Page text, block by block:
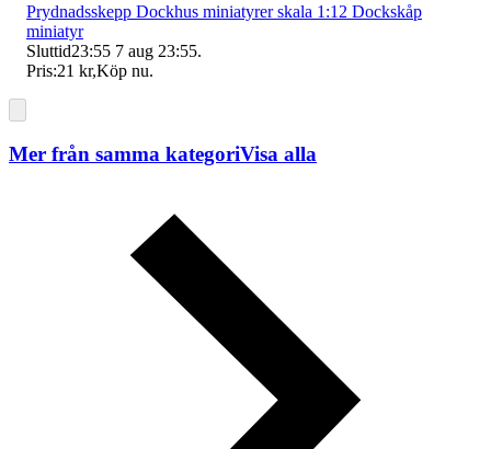
Prydnadsskepp Dockhus miniatyrer skala 1:12 Dockskåp
miniatyr
Sluttid23:55 7 aug 23:55.
Pris:21 kr,Köp nu.
Mer från samma kategoriVisa alla